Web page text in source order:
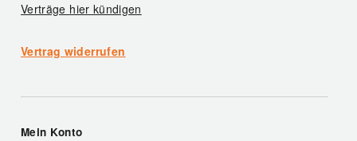
Verträge hier kündigen
Vertrag widerrufen
Mein Konto